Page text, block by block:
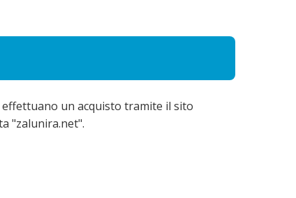
un acquisto tramite il sito
"zalunira.net".